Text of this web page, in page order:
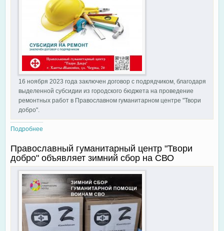
16 ноября 2023 года заключен договор с подрядчиком, благодаря
выделенной субсидии из городского бюджета на проведение
ремонтных работ в Православном гуманитарном центре "Твори
добро".
Подробнее
Православный гуманитарный центр "Твори
добро" объявляет зимний сбор на СВО